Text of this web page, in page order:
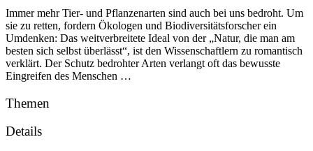
Immer mehr Tier- und Pflanzenarten sind auch bei uns bedroht. Um
sie zu retten, fordern Ökologen und Biodiversitätsforscher ein
Umdenken: Das weitverbreitete Ideal von der „Natur, die man am
besten sich selbst überlässt“, ist den Wissenschaftlern zu romantisch
verklärt. Der Schutz bedrohter Arten verlangt oft das bewusste
Eingreifen des Menschen …
Themen
Details